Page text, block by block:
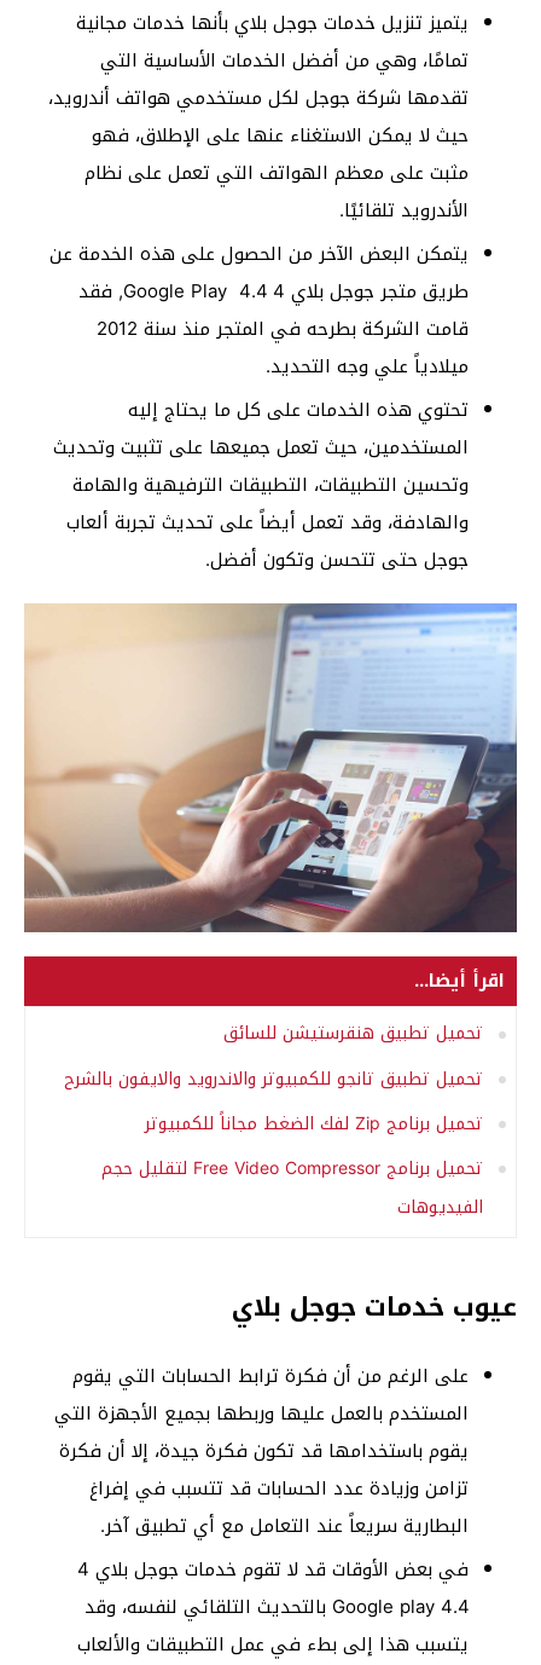
يتميز تنزيل خدمات جوجل بلاي بأنها خدمات مجانية
تمامًا، وهي من أفضل الخدمات الأساسية التي
تقدمها شركة جوجل لكل مستخدمي هواتف أندرويد،
حيث لا يمكن الاستغناء عنها على الإطلاق، فهو
مثبت على معظم الهواتف التي تعمل على نظام
الأندرويد تلقائيًا.
يتمكن البعض الآخر من الحصول على هذه الخدمة عن
طريق متجر جوجل بلاي 4 4.4 Google Play, فقد
قامت الشركة بطرحه في المتجر منذ سنة 2012
ميلادياً علي وجه التحديد.
تحتوي هذه الخدمات على كل ما يحتاج إليه
المستخدمين، حيث تعمل جميعها على تثبيت وتحديث
وتحسين التطبيقات، التطبيقات الترفيهية والهامة
والهادفة، وقد تعمل أيضاً على تحديث تجربة ألعاب
جوجل حتى تتحسن وتكون أفضل.
اقرأ أيضا...
تحميل تطبيق هنقرستيشن للسائق
تحميل تطبيق تانجو للكمبيوتر والاندرويد والايفون بالشرح
تحميل برنامج Zip لفك الضغط مجاناً للكمبيوتر
تحميل برنامج Free Video Compressor لتقليل حجم
الفيديوهات
عيوب خدمات جوجل بلاي
على الرغم من أن فكرة ترابط الحسابات التي يقوم
المستخدم بالعمل عليها وربطها بجميع الأجهزة التي
يقوم باستخدامها قد تكون فكرة جيدة، إلا أن فكرة
تزامن وزيادة عدد الحسابات قد تتسبب في إفراغ
البطارية سريعاً عند التعامل مع أي تطبيق آخر.
في بعض الأوقات قد لا تقوم خدمات جوجل بلاي 4
4.4 Google play بالتحديث التلقائي لنفسه، وقد
يتسبب هذا إلى بطء في عمل التطبيقات والألعاب